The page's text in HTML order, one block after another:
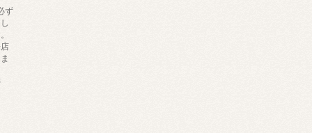
ず